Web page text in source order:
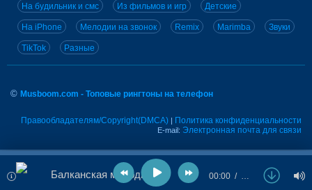
На будильник и смс Из фильмов и игр Детские
На iPhone Мелодии на звонок Remix Marimba Звуки
TikTok Разные
© Musboom.com - Топовые рингтоны на телефон
Правообладателям/Copyright(DMCA) | Политика конфиденциальности
E-mail: Электронная почта для связи
Балканская мелодия 00:00 …